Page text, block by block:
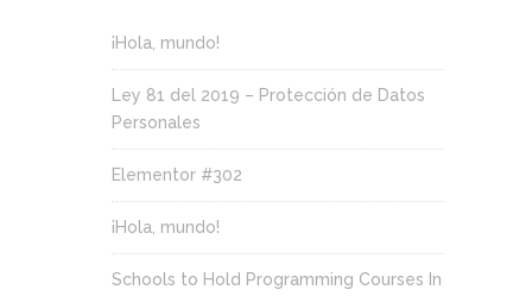
¡Hola, mundo!
Ley 81 del 2019 – Protección de Datos
Personales
Elementor #302
¡Hola, mundo!
Schools to Hold Programming Courses In